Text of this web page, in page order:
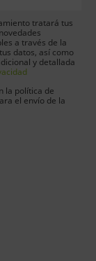
tratará tus
a través de la
datos, así como
y detallada
la política de
el envío de la